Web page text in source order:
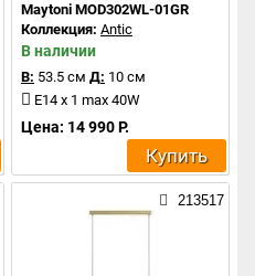
Maytoni MOD302WL-01GR
Коллекция: Antic
В наличии
В: 53.5 см Д: 10 см
E14 x 1 max 40W
Цена: 14 990 Р.
Купить
213517